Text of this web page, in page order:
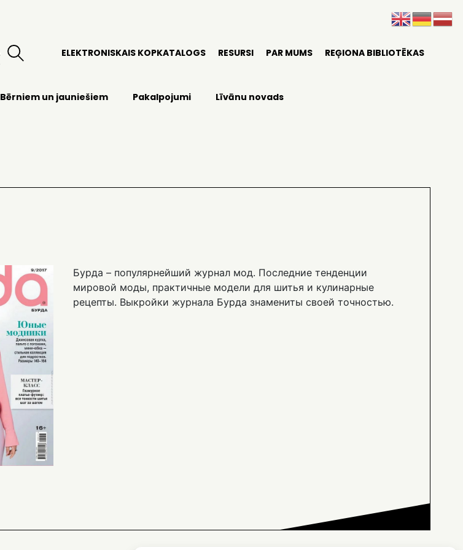
ELEKTRONISKAIS KOPKATALOGS RESURSI PAR MUMS REĢIONA BIBLIOTĒKAS
Bērniem un jauniešiem Pakalpojumi Līvānu novads
Бурда – популярнейший журнал мод. Последние тенденции
мировой моды, практичные модели для шитья и кулинарные
рецепты. Выкройки журнала Бурда знамениты своей точностью.